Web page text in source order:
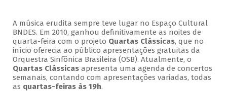
A música erudita sempre teve lugar no Espaço Cultural
BNDES. Em 2010, ganhou definitivamente as noites de
quarta-feira com o projeto Quartas Clássicas, que no
início oferecia ao público apresentações gratuitas da
Orquestra Sinfônica Brasileira (OSB). Atualmente, o
Quartas Clássicasapresenta uma agenda de concertos
semanais, contando com apresentações variadas, todas
as quartas-feiras às 19h.